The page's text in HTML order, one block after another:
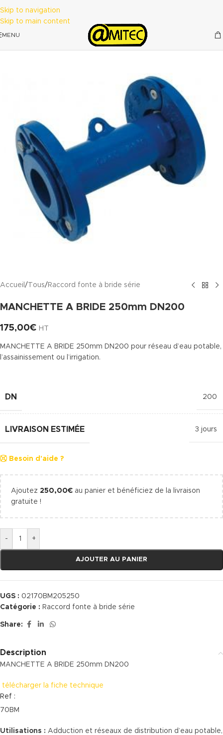
Skip to navigation
Skip to main content
MENU
Accueil / Tous/ Raccord fonte à bride série
MANCHETTE A BRIDE 250mm DN200
175,00€ HT
MANCHETTE A BRIDE 250mm DN200 pour réseau d’eau potable,
l’assainissement ou l’irrigation.
DN 200
LIVRAISON ESTIMÉE 3 jours
Besoin d'aide ?
Ajoutez 250,00€ au panier et bénéficiez de la livraison
gratuite !
- +
AJOUTER AU PANIER
UGS : 02170BM205250
Catégorie : Raccord fonte à bride série
Share:
Description
MANCHETTE A BRIDE 250mm DN200
télécharger la fiche technique
Ref :
70BM
Utilisations : Adduction et réseaux de distribution d’eau potable,